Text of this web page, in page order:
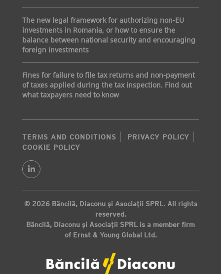
The new legal framework for authorizing non-EU
investments in Romania, or how to ensure the
balance between national security and encouraging
foreign investments
Fines for failure to file tax returns and non-payment
of taxes applied during the tax inspection. Find out
what taxpayers need to know
TERMS AND CONDITIONS
PRIVACY POLICY
COOKIE POLICY
© 2026 Băncilă, Diaconu și Asociații SPRL. All rights
reserved.
Băncilă, Diaconu și Asociații SPRL is a member firm
of Ernst & Young Global Ltd.